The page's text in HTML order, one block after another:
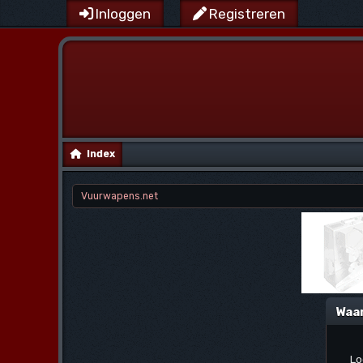
Inloggen Registreren
Index
Vuurwapens.net